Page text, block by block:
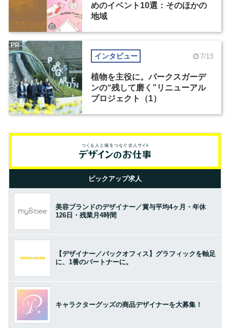
めのイベント10選：そのほかの
地域
インタビュー 7/13
植物を主役に。パークスガーデ
ンの“残して磨く”リニューアル
プロジェクト（1）
PR
ピックアップ求人
美容ブランドのデザイナー／賞与平均4ヶ月・年休
126日・残業月4時間
【デザイナー／バックオフィス】グラフィックを軸足
に、1番のパートナーに。
キャラクターグッズの商品デザイナーを大募集！